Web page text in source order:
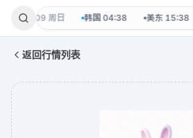
08-09 周日 韩国 04:38 美东 15:38
返回行情列表